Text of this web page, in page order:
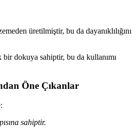
üretilmiştir, bu da dayanıklılığını
bir dokuya sahiptir, bu da kullanımı
Öne Çıkanlar
sahiptir.